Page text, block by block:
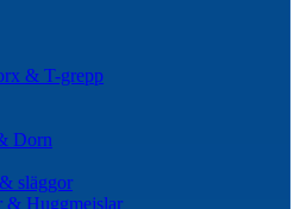
& T-grepp
Dorn
släggor
& Huggmejslar